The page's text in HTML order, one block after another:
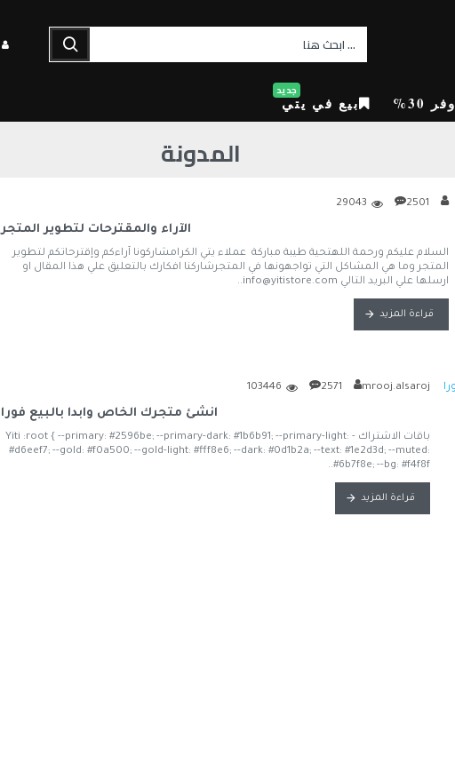
وفر 30% بيع في يتي
جديد
المدونة
2501
29043
الآراء والمقترحات لتطوير المتجر
السلام عليكم ورحمة اللهتحية طيبة مباركة عملاء يتي الكرامشاركونا آراءكم وإقترحاتكم لتطوير
المتجر وما هي المشاكل التي تواجهونها في المتجرشاركنا افكارك بالتعليق علي هذا المقال او
ارسلها علي البريد التالي info@yitistore.com..
قراءة المزيد
mrooj.alsaroj
2571
103446
انشئ متجرك الخاص وابدا بالبيع فورا
باقات الاشتراك - Yiti :root { --primary: #2596be; --primary-dark: #1b6b91; --primary-light:
#d6eef7; --gold: #f0a500; --gold-light: #fff8e6; --dark: #0d1b2a; --text: #1e2d3d; --muted:
#6b7f8e; --bg: #f4f8f..
قراءة المزيد